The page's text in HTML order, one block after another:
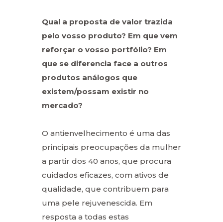
Qual a proposta de valor trazida
pelo vosso produto? Em que vem
reforçar o vosso portfólio? Em
que se diferencia face a outros
produtos análogos que
existem/possam existir no
mercado?
O antienvelhecimento é uma das
principais preocupações da mulher
a partir dos 40 anos, que procura
cuidados eficazes, com ativos de
qualidade, que contribuem para
uma pele rejuvenescida. Em
resposta a todas estas